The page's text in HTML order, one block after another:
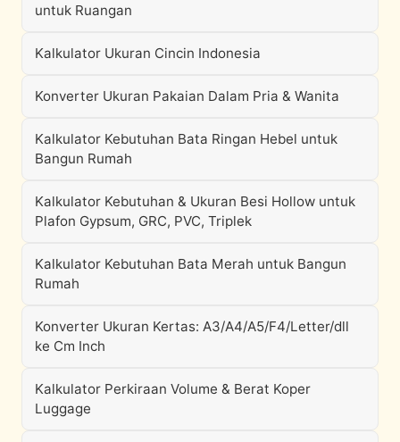
untuk Ruangan
Kalkulator Ukuran Cincin Indonesia
Konverter Ukuran Pakaian Dalam Pria & Wanita
Kalkulator Kebutuhan Bata Ringan Hebel untuk
Bangun Rumah
Kalkulator Kebutuhan & Ukuran Besi Hollow untuk
Plafon Gypsum, GRC, PVC, Triplek
Kalkulator Kebutuhan Bata Merah untuk Bangun
Rumah
Konverter Ukuran Kertas: A3/A4/A5/F4/Letter/dll
ke Cm Inch
Kalkulator Perkiraan Volume & Berat Koper
Luggage